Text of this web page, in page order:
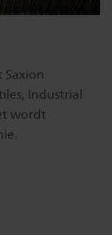
Saxion
Industrial
wordt